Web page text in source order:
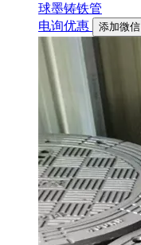
球墨铸铁管
电询优惠
添加微信